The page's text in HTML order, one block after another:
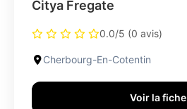
Citya Fregate
0.0/5 (0 avis)
Cherbourg-En-Cotentin
Voir la fiche